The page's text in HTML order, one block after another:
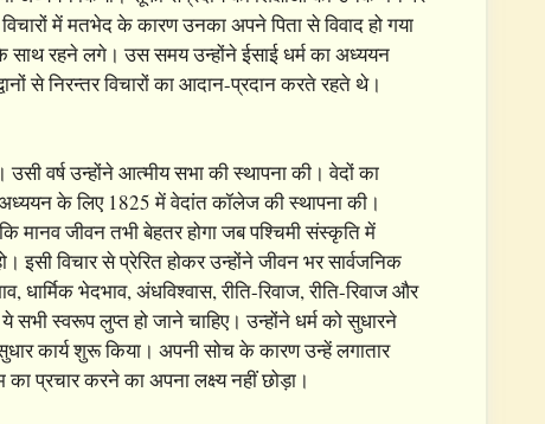
में मतभेद के कारण उनका अपने पिता से विवाद हो गया
साथ रहने लगे। उस समय उन्होंने ईसाई धर्म का अध्ययन
से निरन्तर विचारों का आदान-प्रदान करते रहते थे।
वर्ष उन्होंने आत्मीय सभा की स्थापना की। वेदों का
के लिए 1825 में वेदांत कॉलेज की स्थापना की।
मानव जीवन तभी बेहतर होगा जब पश्चिमी संस्कृति में
इसी विचार से प्रेरित होकर उन्होंने जीवन भर सार्वजनिक
धार्मिक भेदभाव, अंधविश्वास, रीति-रिवाज, रीति-रिवाज और
स्वरूप लुप्त हो जाने चाहिए। उन्होंने धर्म को सुधारने
कार्य शुरू किया। अपनी सोच के कारण उन्हें लगातार
प्रचार करने का अपना लक्ष्य नहीं छोड़ा।